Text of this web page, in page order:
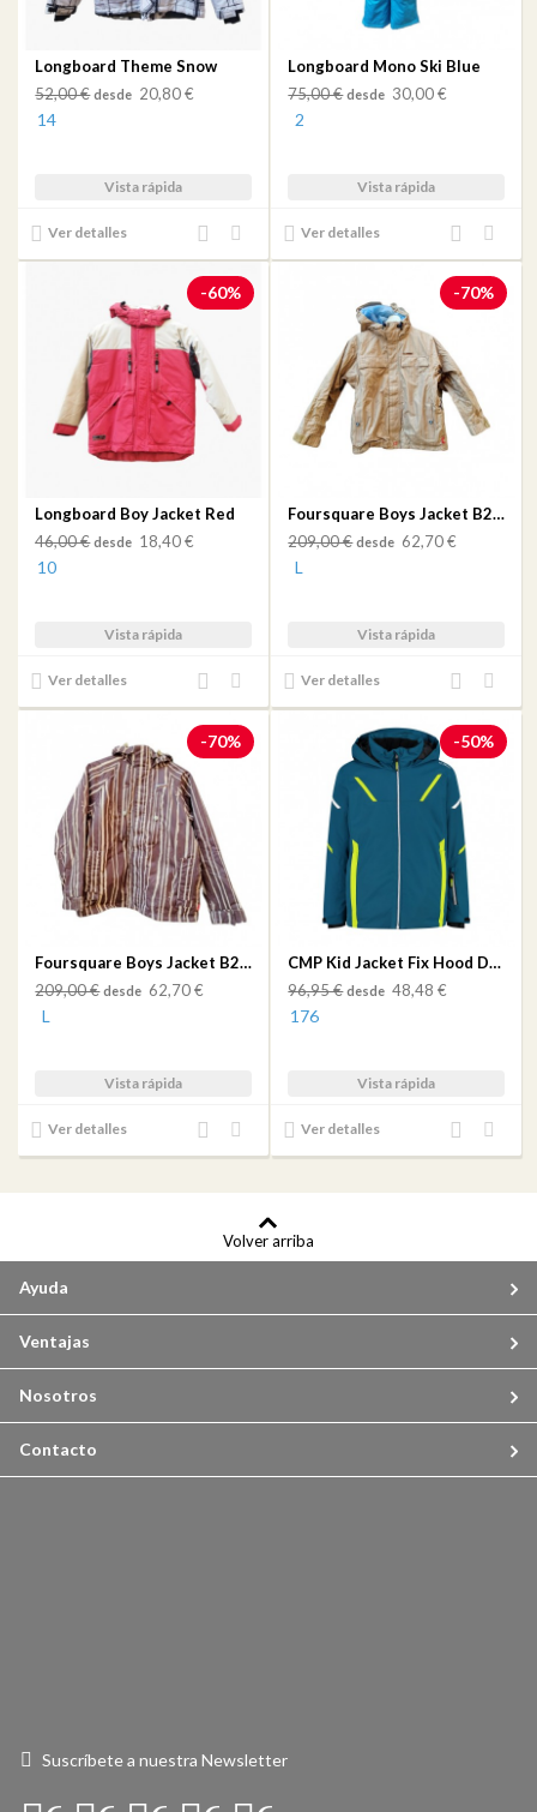
Longboard Theme Snow
52,00 € desde 20,80 €
14
Vista rápida
Ver detalles
Añadir
lista
de
Añadir
al
comparador
Longboard Mono Ski Blue
75,00 € desde 30,00 €
2
Vista rápida
Ver detalles
Añadir
lista
de
Añadir
al
comparador
-60%
Longboard Boy Jacket Red
46,00 € desde 18,40 €
10
Vista rápida
Ver detalles
Añadir
lista
de
Añadir
al
comparador
-70%
Foursquare Boys Jacket B2 Pers Tan Multicolor Pin
209,00 € desde 62,70 €
L
Vista rápida
Ver detalles
Añadir
lista
de
Añadir
al
comparador
-70%
Foursquare Boys Jacket B2 Brand Bear Rug Woods
209,00 € desde 62,70 €
L
Vista rápida
Ver detalles
Añadir
deseos
Añadir
al
-50%
CMP Kid Jacket Fix Hood Dark Green
96,95 € desde 48,48 €
176
Vista rápida
Ver detalles
Añadir
Añadir
al
Volver arriba
Ayuda
Ventajas
Nosotros
Contacto
Suscríbete a nuestra Newsletter